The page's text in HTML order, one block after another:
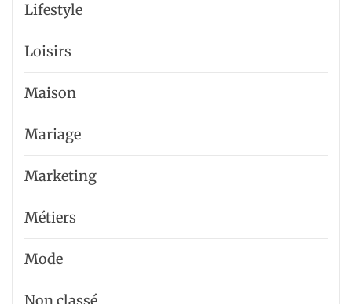
Lifestyle
Loisirs
Maison
Mariage
Marketing
Métiers
Mode